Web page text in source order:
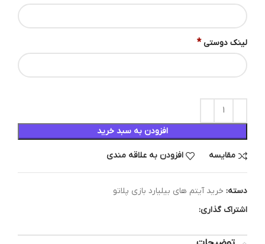
لینک دوستی *
افزودن به سبد خرید
مقایسه افزودن به علاقه مندی
دسته: خرید آیتم های بیلیارد بازی پلاتو
اشتراک گذاری: